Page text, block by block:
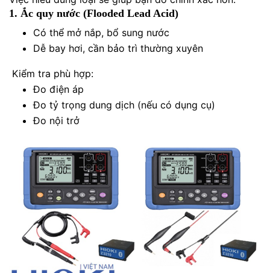
1. Ắc quy nước (Flooded Lead Acid)
Có thể mở nắp, bổ sung nước
Dễ bay hơi, cần bảo trì thường xuyên
Kiểm tra phù hợp:
Đo điện áp
Đo tỷ trọng dung dịch (nếu có dụng cụ)
Đo nội trở